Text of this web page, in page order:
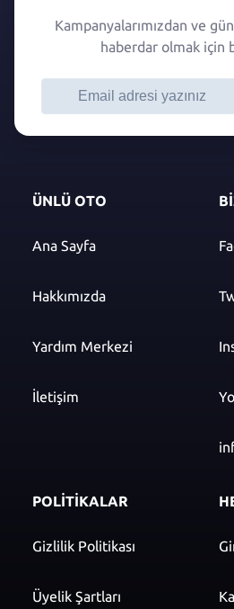
Kampanyalarımızdan ve
haberdar olmak için
ÜNLÜ OTO
Ana Sayfa
Hakkımızda
Yardım Merkezi
İletişim
POLİTİKALAR
Gizlilik Politikası
Üyelik Şartları